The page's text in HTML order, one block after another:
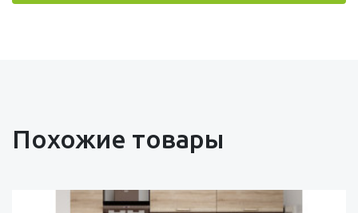
Похожие товары